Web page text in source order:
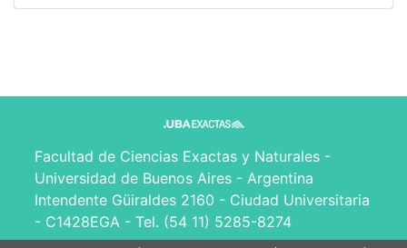
Facultad de Ciencias Exactas y Naturales -
Universidad de Buenos Aires - Argentina
Intendente Güiraldes 2160 - Ciudad Universitaria
- C1428EGA - Tel. (54 11) 5285-8274